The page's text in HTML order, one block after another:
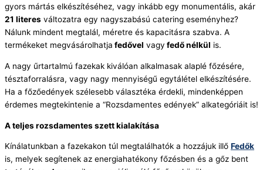
gyors mártás elkészítéséhez, vagy inkább egy monumentális, akár
21 literes változatra egy nagyszabású catering eseményhez?
Nálunk mindent megtalál, méretre és kapacitásra szabva. A
termékeket megvásárolhatja fedővel vagy fedő nélkül is.
A nagy űrtartalmú fazekak kiválóan alkalmasak alaplé főzésére,
tésztaforralásra, vagy nagy mennyiségű egytálétel elkészítésére.
Ha a főzőedények szélesebb választéka érdekli, mindenképpen
érdemes megtekintenie a “Rozsdamentes edények” alkategóriáit is!
A teljes rozsdamentes szett kialakítása
Kínálatunkban a fazekakon túl megtalálhatók a hozzájuk illő Fedők
is, melyek segítenek az energiahatékony főzésben és a gőz bent